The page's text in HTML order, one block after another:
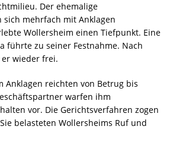
Der ehemalige
mehrfach mit Anklagen
Wollersheim einen Tiefpunkt. Eine
führte zu seiner Festnahme. Nach
er wieder frei.
Anklagen reichten von Betrug bis
warfen ihm
vor. Die Gerichtsverfahren zogen
belasteten Wollersheims Ruf und